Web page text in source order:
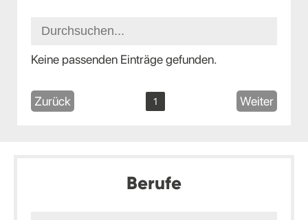
Keine passenden Einträge gefunden.
Zurück 1 Weiter
Berufe